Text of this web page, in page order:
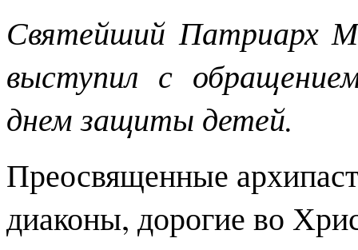
Святейший Патриарх
выступил с
днем защиты детей.
Преосвященные
диаконы, дорогие во